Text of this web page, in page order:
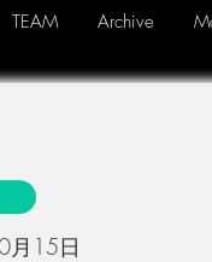
TEAM Archive
月15日